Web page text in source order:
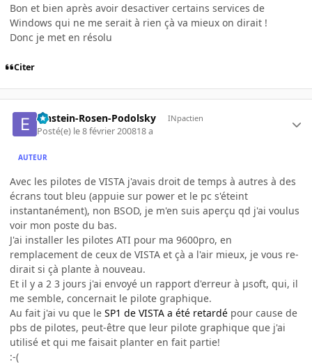
Bon et bien après avoir desactiver certains services de
Windows qui ne me serait à rien çà va mieux on dirait !
Donc je met en résolu
Citer
Einstein-Rosen-Podolsky INpactien
Posté(e) le 8 février 200818 a
AUTEUR
Avec les pilotes de VISTA j'avais droit de temps à autres à des
écrans tout bleu (appuie sur power et le pc s'éteint
instantanément), non BSOD, je m'en suis aperçu qd j'ai voulus
voir mon poste du bas.
J'ai installer les pilotes ATI pour ma 9600pro, en
remplacement de ceux de VISTA et çà a l'air mieux, je vous re-
dirait si çà plante à nouveau.
Et il y a 2 3 jours j'ai envoyé un rapport d'erreur à µsoft, qui, il
me semble, concernait le pilote graphique.
Au fait j'ai vu que le SP1 de VISTA a été retardé pour cause de
pbs de pilotes, peut-être que leur pilote graphique que j'ai
utilisé et qui me faisait planter en fait partie!
:-(